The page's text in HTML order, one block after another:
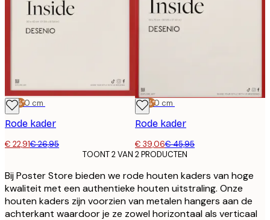
-15%*
30x40 cm
Rode kader
€ 22,91€ 26,95
-15%*
50x70 cm
Rode kader
€ 39,06€ 45,95
TOONT 2 VAN 2 PRODUCTEN
Bij Poster Store bieden we rode houten kaders van hoge
kwaliteit met een authentieke houten uitstraling. Onze
houten kaders zijn voorzien van metalen hangers aan de
achterkant waardoor je ze zowel horizontaal als verticaal